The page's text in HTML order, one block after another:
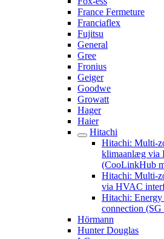
France Fermeture
Franciaflex
Fujitsu
General
Gree
Fronius
Geiger
Goodwe
Growatt
Hager
Haier
Hitachi
Hitachi: Multi-
klimaanlæg via
(CooLinkHub
Hitachi: Multi-
via HVAC
Hitachi:
connection (SG
Hörmann
Hunter Douglas